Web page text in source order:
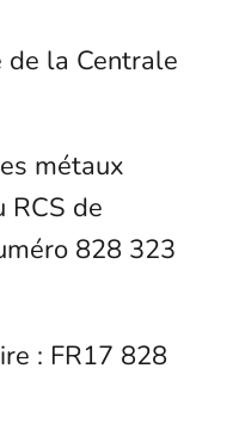
la Centrale
métaux
RCS de
828 323
: FR17 828